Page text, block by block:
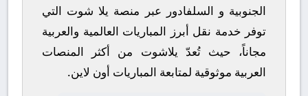
الجنوبية و السلفادور عبر منصة يلا شوت التي
توفر خدمة نقل أبرز المباريات العالمية والعربية
مجاناً، حيث تُعدّ يلاشوت من أكثر المنصات
العربية موثوقية لمتابعة المباريات أون لاين.